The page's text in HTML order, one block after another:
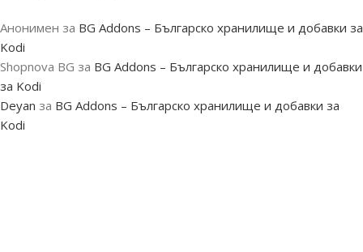
HP Envy 34
To Shop
Анонимен за BG Addons – Българско хранилище и добавки за
Kodi
Shopnova BG за BG Addons – Българско хранилище и добавки
за Kodi
Deyan за BG Addons – Българско хранилище и добавки за
Kodi